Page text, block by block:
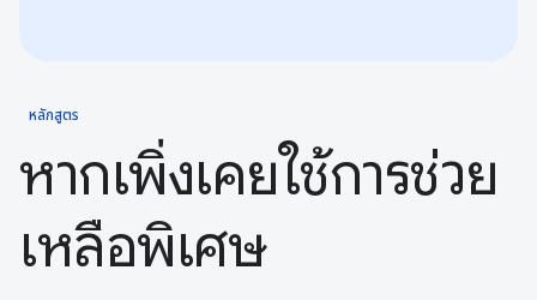
หลักสูตร
หากเพิ่งเคยใช้การช่วย
เหลือพิเศษ